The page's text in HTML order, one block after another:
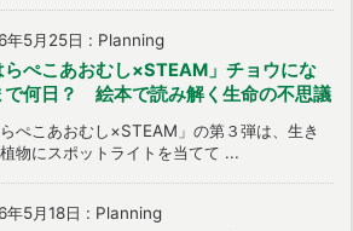
年5月25日 : Planning
らぺこあおむし×STEAM」チョウにな
で何日？ 絵本で読み解く生命の不思議
らぺこあおむし×STEAM」の第３弾は、生き
物にスポットライトを当てて ...
年5月18日 : Planning